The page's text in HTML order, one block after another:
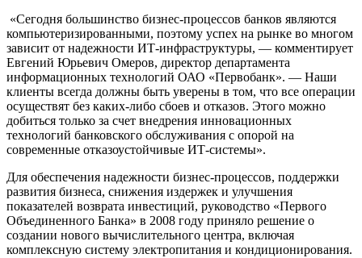
«Сегодня большинство бизнес-процессов банков являются
компьютеризированными, поэтому успех на рынке во многом
зависит от надежности ИТ-инфраструктуры, — комментирует
Евгений Юрьевич Омеров, директор департамента
информационных технологий ОАО «Первобанк». — Наши
клиенты всегда должны быть уверены в том, что все операции
осуществят без каких-либо сбоев и отказов. Этого можно
добиться только за счет внедрения инновационных
технологий банковского обслуживания с опорой на
современные отказоустойчивые ИТ-системы».
Для обеспечения надежности бизнес-процессов, поддержки
развития бизнеса, снижения издержек и улучшения
показателей возврата инвестиций, руководство «Первого
Объединенного Банка» в 2008 году приняло решение о
создании нового вычислительного центра, включая
комплексную систему электропитания и кондиционирования.